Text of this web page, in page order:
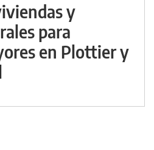
y
para
en Plottier y